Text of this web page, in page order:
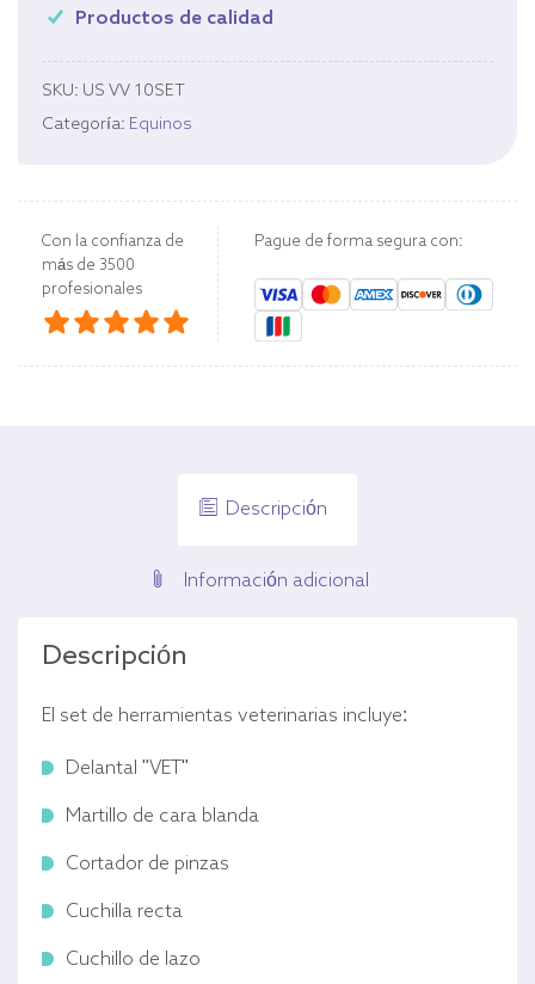
Productos de calidad
SKU: US VV 10SET
Categoría: Equinos
Con la confianza de
más de 3500
profesionales
Pague de forma segura con:
Descripción
Información adicional
Descripción
El set de herramientas veterinarias incluye:
Delantal "VET"
Martillo de cara blanda
Cortador de pinzas
Cuchilla recta
Cuchillo de lazo